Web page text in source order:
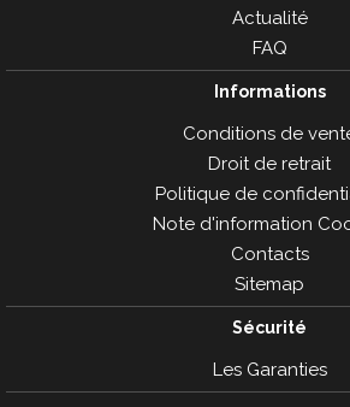
Actualité
FAQ
Informations
Conditions de
Droit de retrait
Politique de
Note d'information
Contacts
Sitemap
Sécurité
Les Garanties